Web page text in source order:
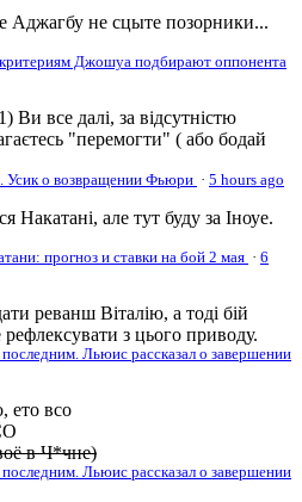
Аджагбу не сцыте позорники...
критериям Джошуа подбирают оппонента
1) Ви все далі, за відсутністю
"перемогти" ( або бодай
Усик о возвращении Фьюри · 5 hours ago
Накатані, але тут буду за Іноуе.
прогноз и ставки на бой 2 мая · 6
реванш Віталію, а тоді бій
з цього приводу.
Льюис рассказал о завершении
ето всо
в Ч*чне)
Льюис рассказал о завершении